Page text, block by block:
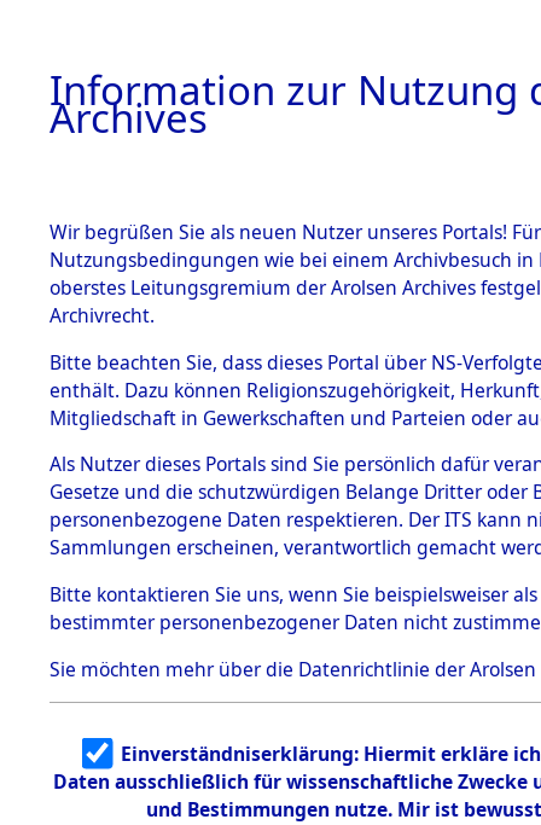
BESTÄNDE
1.
mente
5. Verschiedenes
5.3
Todesmärsche
5.3.1 Alliierte
Erhebungen
zu
Todesmärsch
en
5.3.2
Identifizierun
g
5.3.3
Todesmärsch
auf dem
vorm
Neustadt
0003
Information zur Nutzung
Archives
Wir begrüßen Sie als neuen Nutzer unseres Portals!
Nutzungsbedingungen wie bei einem Archivbesuch
oberstes Leitungsgremium der Arolsen Archives
Archivrecht.
Bitte beachten Sie, dass dieses Portal über NS-
enthält. Dazu können Religionszugehörigkeit,
Mitgliedschaft in Gewerkschaften und Parteien oder
Als Nutzer dieses Portals sind Sie persönlich dafür
Gesetze und die schutzwürdigen Belange Dritter
personenbezogene Daten respektieren. Der ITS
Sammlungen erscheinen, verantwortlich gemacht
Bitte kontaktieren Sie uns, wenn Sie beispielsweiser
bestimmter personenbezogener Daten nicht
Sie möchten mehr über die Datenrichtlinie der Arolsen
Einverständniserklärung: Hiermit erkläre
Daten ausschließlich für wissenschaftliche
und Bestimmungen nutze. Mir ist